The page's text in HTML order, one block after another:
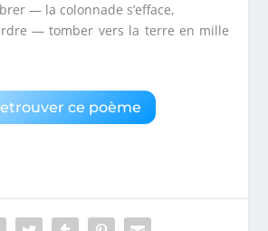
— la colonnade s’efface,
— tomber vers la terre en mille
ce poème